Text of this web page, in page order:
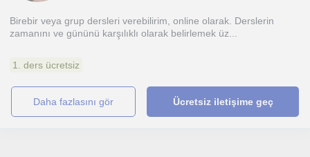
Birebir veya grup dersleri verebilirim, online olarak. Derslerin
zamanını ve gününü karşılıklı olarak belirlemek üz...
1. ders ücretsiz
daha fazlasını gör Ücretsiz iletişime geç